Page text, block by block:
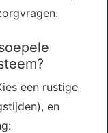
een rustige
en